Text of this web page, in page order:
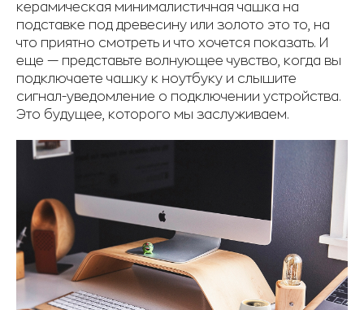
керамическая минималистичная чашка на
подставке под древесину или золото это то, на
что приятно смотреть и что хочется показать. И
еще — представьте волнующее чувство, когда вы
подключаете чашку к ноутбуку и слышите
сигнал-уведомление о подключении устройства.
Это будущее, которого мы заслуживаем.